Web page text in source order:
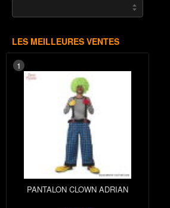
LES MEILLEURES VENTES
1
PANTALON CLOWN ADRIAN